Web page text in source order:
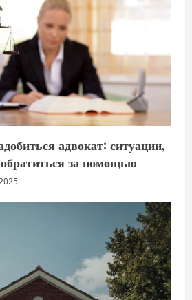
адвокат: ситуации,
за помощью